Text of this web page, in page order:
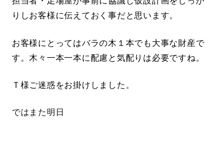
りしお客様に伝えておく事だと思います。
お客様にとってはバラの木１本でも大事な財産で
す。木々一本一本に配慮と気配りは必要ですね。
Ｔ様ご迷惑をお掛けしました。
ではまた明日